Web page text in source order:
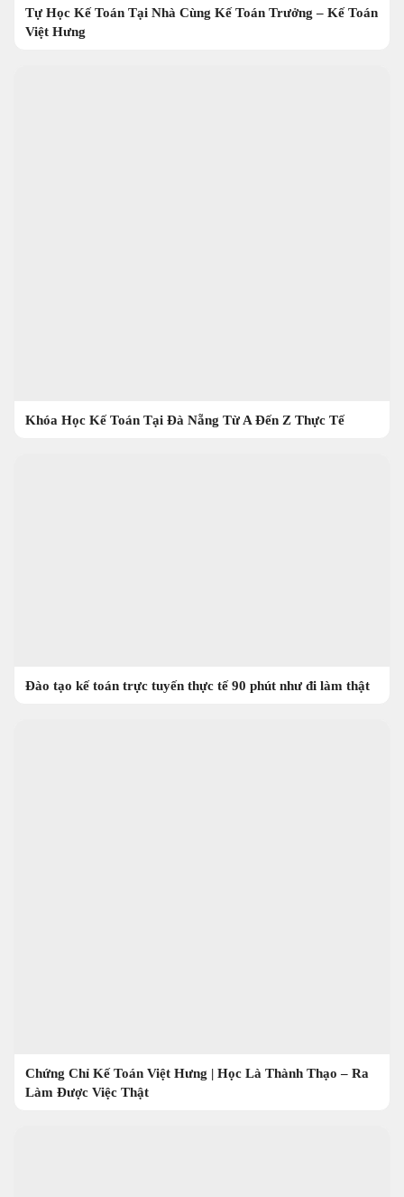
Tự Học Kế Toán Tại Nhà Cùng Kế Toán Trưởng – Kế Toán
Việt Hưng
Khóa Học Kế Toán Tại Đà Nẵng Từ A Đến Z Thực Tế
Đào tạo kế toán trực tuyến thực tế 90 phút như đi làm thật
Chứng Chỉ Kế Toán Việt Hưng | Học Là Thành Thạo – Ra
Làm Được Việc Thật